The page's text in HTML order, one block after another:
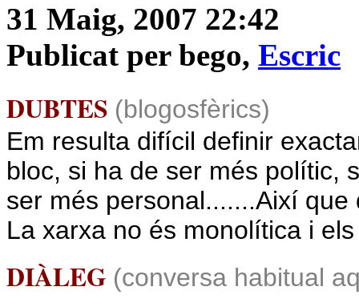
31 Maig, 2007 22:42
Publicat per bego, Escric
DUBTES (blogosfèrics)
Em resulta difícil definir
bloc, si ha de ser més polític,
ser més personal.......Així
La xarxa no és monolítica i
DIÀLEG (conversa habitual